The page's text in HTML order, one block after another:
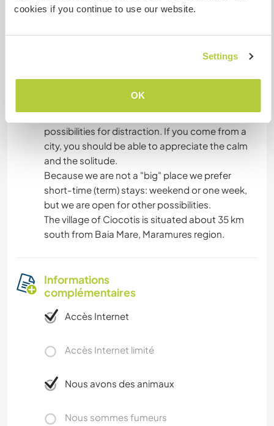
cookies if you continue to use our website.
Settings
OK
What do we expect from our volunteers:
We expect nice and polite behaviour and
We live in a small village without many
possibilities for distraction. If you come from a
city, you should be able to appreciate the calm
and the solitude.
Because we are not a "big" place we prefer
short-time (term) stays: weekend or one week,
but we are open for other possibilities.
The village of Ciocotis is situated about 35 km
south from Baia Mare, Maramures region.
Informations
complémentaires
Accès Internet
Accès Internet limité
Nous avons des animaux
Nous sommes fumeurs